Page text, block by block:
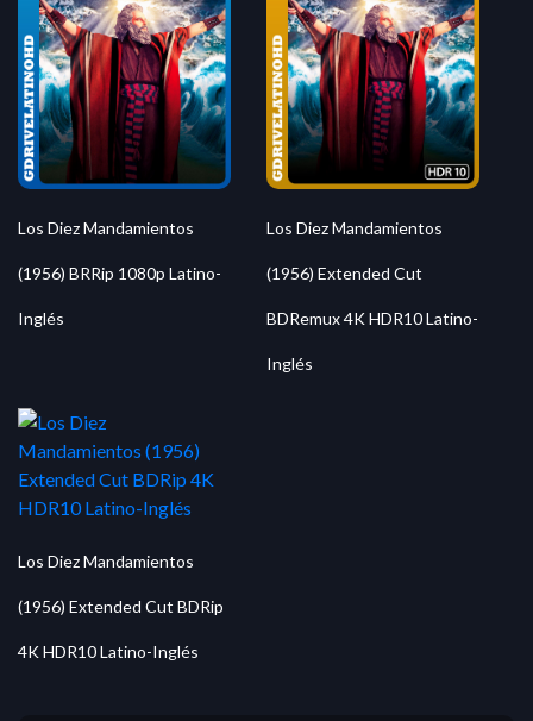
Los Diez Mandamientos
(1956) BRRip 1080p Latino-
Inglés
Los Diez Mandamientos
(1956) Extended Cut
BDRemux 4K HDR10 Latino-
Inglés
Los Diez Mandamientos
(1956) Extended Cut BDRip
4K HDR10 Latino-Inglés